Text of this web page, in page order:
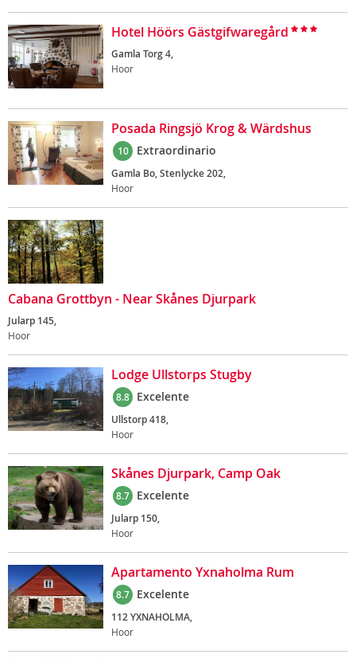
Hotel Höörs Gästgifwaregård
Gamla Torg 4,
Hoor
Posada Ringsjö Krog & Wärdshus
10 Extraordinario
Gamla Bo, Stenlycke 202,
Hoor
Cabana Grottbyn - Near Skånes Djurpark
Jularp 145,
Hoor
Lodge Ullstorps Stugby
8.8 Excelente
Ullstorp 418,
Hoor
Skånes Djurpark, Camp Oak
8.7 Excelente
Jularp 150,
Hoor
Apartamento Yxnaholma Rum
8.7 Excelente
112 YXNAHOLMA,
Hoor